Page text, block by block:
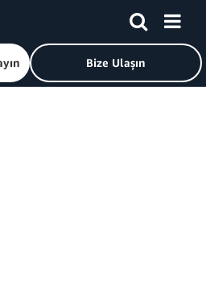
ana sayfasına dönmek için buraya
Bize Ulaşın